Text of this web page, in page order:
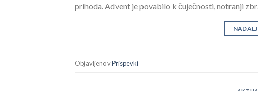
prihoda. Advent je povabilo k čuječnosti, notranji
Objavljeno vPrispevki